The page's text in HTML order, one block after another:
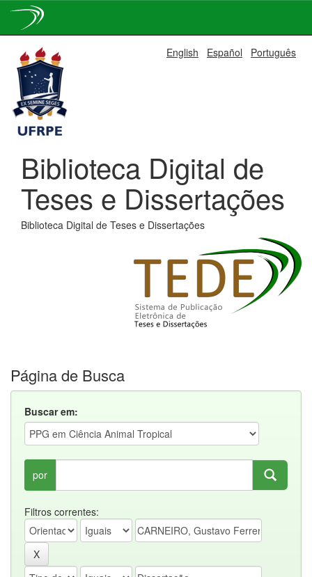
navigation
English Español Português
Biblioteca Digital de
Teses e Dissertações
Biblioteca Digital de Teses e Dissertações
Página de Busca
Buscar em:
por
Filtros correntes: